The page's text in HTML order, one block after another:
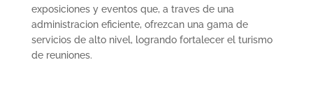
exposiciones y eventos que, a traves de una
administracion eficiente, ofrezcan una gama de
servicios de alto nivel, logrando fortalecer el turismo
de reuniones.